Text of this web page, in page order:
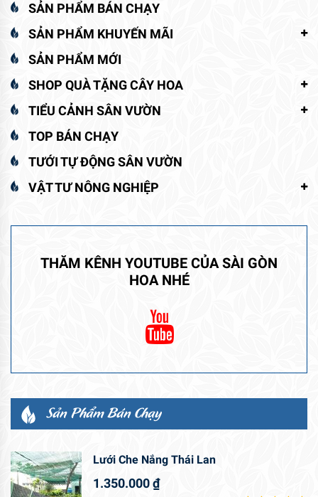
SẢN PHẨM BÁN CHẠY
SẢN PHẨM KHUYẾN MÃI
SẢN PHẨM MỚI
SHOP QUÀ TẶNG CÂY HOA
TIỂU CẢNH SÂN VƯỜN
TOP BÁN CHẠY
TƯỚI TỰ ĐỘNG SÂN VƯỜN
VẬT TƯ NÔNG NGHIỆP
THĂM KÊNH YOUTUBE CỦA SÀI GÒN
HOA NHÉ
Sản Phẩm Bán Chạy
Lưới Che Nắng Thái Lan
1.350.000₫